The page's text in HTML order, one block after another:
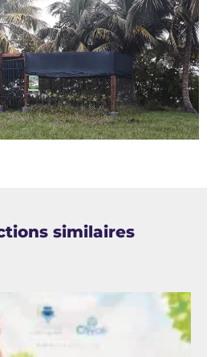
similaires